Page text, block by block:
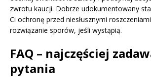
zwrotu kaucji. Dobrze udokumentowany
Ci ochronę przed niesłusznymi
rozwiązanie sporów, jeśli wystąpią.
FAQ – najczęściej
pytania